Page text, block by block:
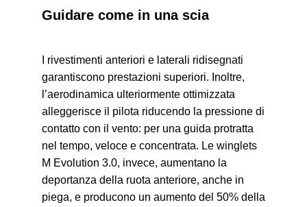
Guidare come in una scia
I rivestimenti anteriori e laterali ridisegnati
garantiscono prestazioni superiori. Inoltre,
l’aerodinamica ulteriormente ottimizzata
alleggerisce il pilota riducendo la pressione di
contatto con il vento: per una guida protratta
nel tempo, veloce e concentrata. Le winglets
M Evolution 3.0, invece, aumentano la
deportanza della ruota anteriore, anche in
piega, e producono un aumento del 50% della